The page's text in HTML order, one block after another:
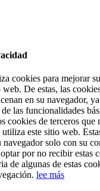
cookies para mejorar
De estas, las
en su navegador,
las funcionalidades
cookies de terceros que
este sitio web.
navegador solo con su
por no recibir estas
de algunas de estas
lee más